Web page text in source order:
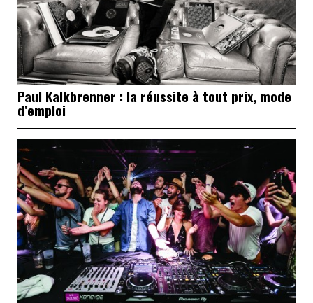
Paul Kalkbrenner : la réussite à tout prix, mode
d’emploi